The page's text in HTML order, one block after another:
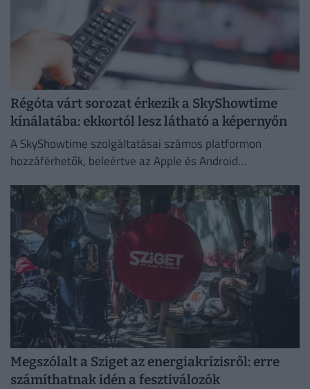
Régóta várt sorozat érkezik a SkyShowtime
kínálatába: ekkortól lesz látható a képernyőn
A SkyShowtime szolgáltatásai számos platformon
hozzáférhetők, beleértve az Apple és Android
Megszólalt a Sziget az energiakrízisről: erre
számíthatnak idén a fesztiválozók